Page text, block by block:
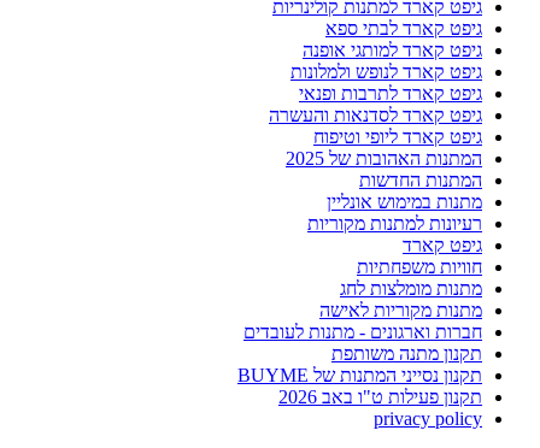
גיפט קארד למתנות קולינריות
גיפט קארד לבתי ספא
גיפט קארד למותגי אופנה
גיפט קארד לנופש ולמלונות
גיפט קארד לתרבות ופנאי
גיפט קארד לסדנאות והעשרה
גיפט קארד ליופי וטיפוח
המתנות האהובות של 2025
המתנות החדשות
מתנות במימוש אונליין
רעיונות למתנות מקוריות
גיפט קארד
חוויות משפחתיות
מתנות מומלצות לחג
מתנות מקוריות לאישה
חברות וארגונים - מתנות לעובדים
תקנון מתנה משותפת
תקנון נסייני המתנות של BUYME
תקנון פעילות ט"ו באב 2026
privacy policy